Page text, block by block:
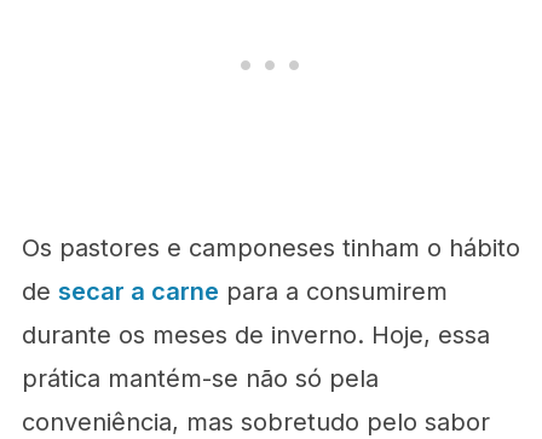
Os pastores e camponeses tinham o hábito
de secar a carne para a consumirem
durante os meses de inverno. Hoje, essa
prática mantém-se não só pela
conveniência, mas sobretudo pelo sabor